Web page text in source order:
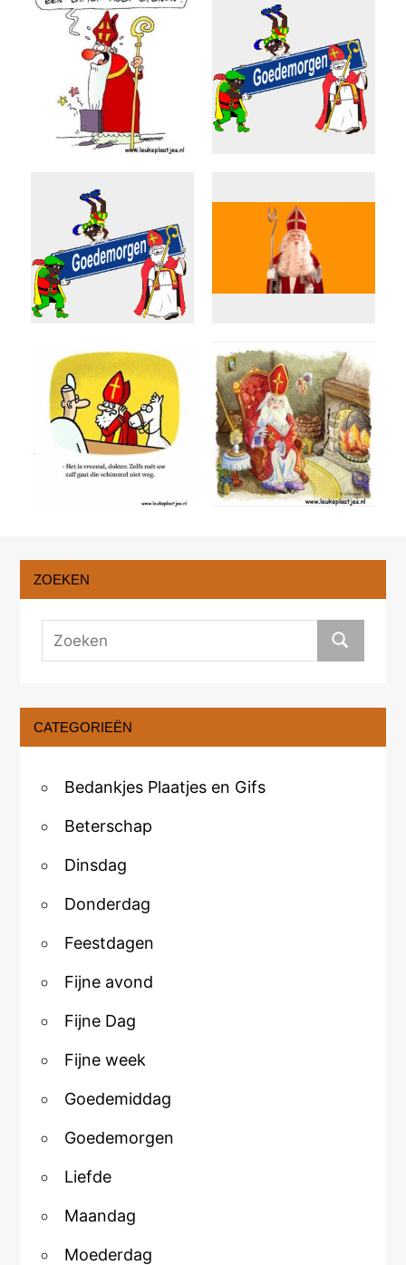
ZOEKEN
CATEGORIEËN
Bedankjes Plaatjes en Gifs
Beterschap
Dinsdag
Donderdag
Feestdagen
Fijne avond
Fijne Dag
Fijne week
Goedemiddag
Goedemorgen
Liefde
Maandag
Moederdag